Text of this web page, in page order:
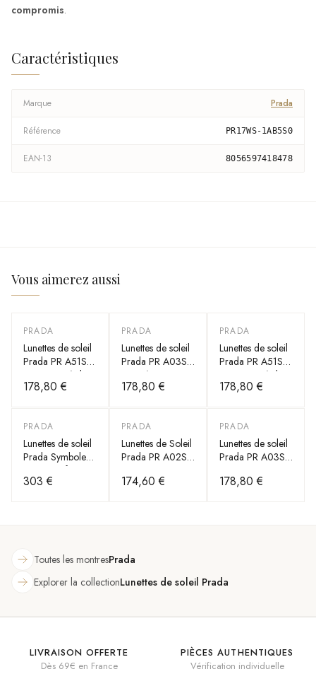
compromis.
Caractéristiques
Marque Prada
Référence PR17WS-1AB5S0
EAN-13 8056597418478
Vous aimerez aussi
PRADA
Lunettes de soleil
Prada PR A51S
monture métal
178,80 €
PRADA
Lunettes de soleil
Prada PR A03S
en acétate
178,80 €
PRADA
Lunettes de soleil
Prada PR A51S
monture métal
178,80 €
PRADA
Lunettes de soleil
Prada Symbole
PR 17WS forme
rectangulaire
303 €
PRADA
Lunettes de Soleil
Prada PR A02S
174,60 €
PRADA
Lunettes de soleil
Prada PR A03S
178,80 €
Toutes les montresPrada
Explorer la collectionLunettes de soleil Prada
LIVRAISON OFFERTE
Dès 69€ en France
PIÈCES AUTHENTIQUES
Vérification individuelle